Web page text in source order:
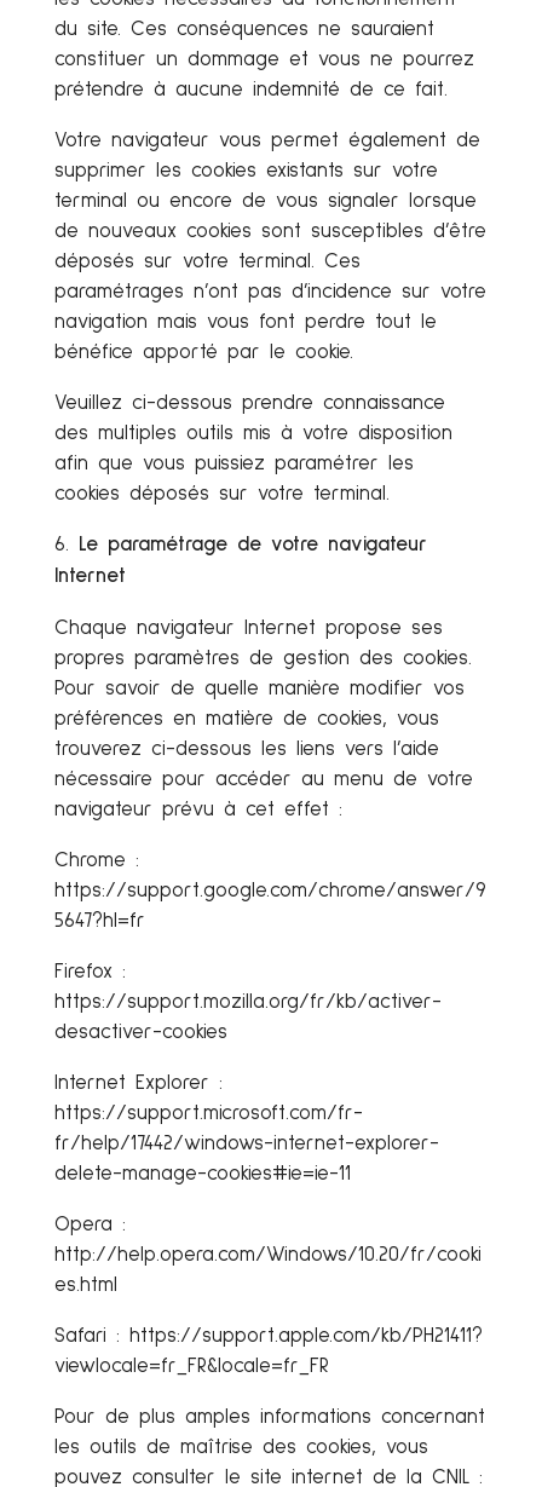
du site. Ces conséquences ne sauraient
constituer un dommage et vous ne pourrez
prétendre à aucune indemnité de ce fait.
Votre navigateur vous permet également de
supprimer les cookies existants sur votre
terminal ou encore de vous signaler lorsque
de nouveaux cookies sont susceptibles d’être
déposés sur votre terminal. Ces
paramétrages n’ont pas d’incidence sur votre
navigation mais vous font perdre tout le
bénéfice apporté par le cookie.
Veuillez ci-dessous prendre connaissance
des multiples outils mis à votre disposition
afin que vous puissiez paramétrer les
cookies déposés sur votre terminal.
Le paramétrage de votre navigateur
Internet
Chaque navigateur Internet propose ses
propres paramètres de gestion des cookies.
Pour savoir de quelle manière modifier vos
préférences en matière de cookies, vous
trouverez ci-dessous les liens vers l’aide
nécessaire pour accéder au menu de votre
navigateur prévu à cet effet :
Chrome :
https://support.google.com/chrome/answer/9
5647?hl=fr
Firefox :
https://support.mozilla.org/fr/kb/activer-
desactiver-cookies
Internet Explorer :
https://support.microsoft.com/fr-
fr/help/17442/windows-internet-explorer-
delete-manage-cookies#ie=ie-11
Opera :
http://help.opera.com/Windows/10.20/fr/cooki
es.html
Safari : https://support.apple.com/kb/PH21411?
viewlocale=fr_FR&locale=fr_FR
Pour de plus amples informations concernant
les outils de maîtrise des cookies, vous
pouvez consulter le site internet de la CNIL :